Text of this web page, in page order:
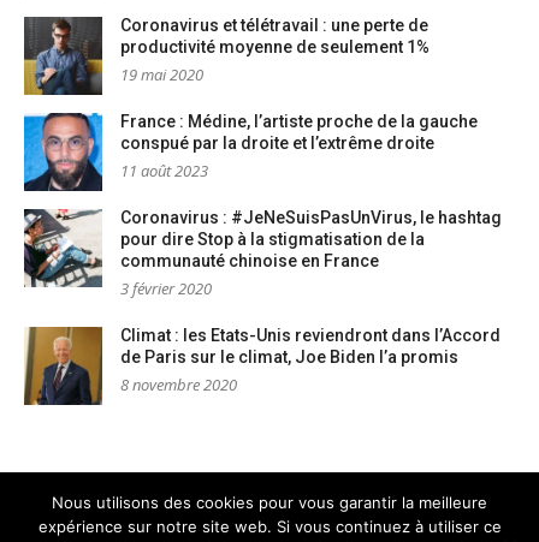
Coronavirus et télétravail : une perte de
productivité moyenne de seulement 1%
19 mai 2020
France : Médine, l’artiste proche de la gauche
conspué par la droite et l’extrême droite
11 août 2023
Coronavirus : #JeNeSuisPasUnVirus, le hashtag
pour dire Stop à la stigmatisation de la
communauté chinoise en France
3 février 2020
Climat : les Etats-Unis reviendront dans l’Accord
de Paris sur le climat, Joe Biden l’a promis
8 novembre 2020
Mentions légales Nous contacter
Nous utilisons des cookies pour vous garantir la meilleure
expérience sur notre site web. Si vous continuez à utiliser ce